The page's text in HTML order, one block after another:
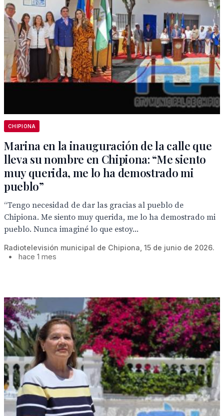
CHIPIONA
Marina en la inauguración de la calle que
lleva su nombre en Chipiona: “Me siento
muy querida, me lo ha demostrado mi
pueblo”
“Tengo necesidad de dar las gracias al pueblo de
Chipiona. Me siento muy querida, me lo ha demostrado mi
pueblo. Nunca imaginé lo que estoy...
Radiotelevisión municipal de Chipiona, 15 de junio de 2026.
•
hace 1 mes